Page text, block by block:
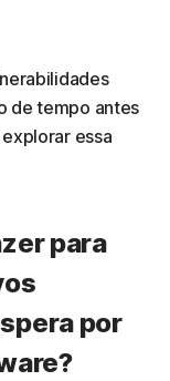
de tempo antes
essa
para
por